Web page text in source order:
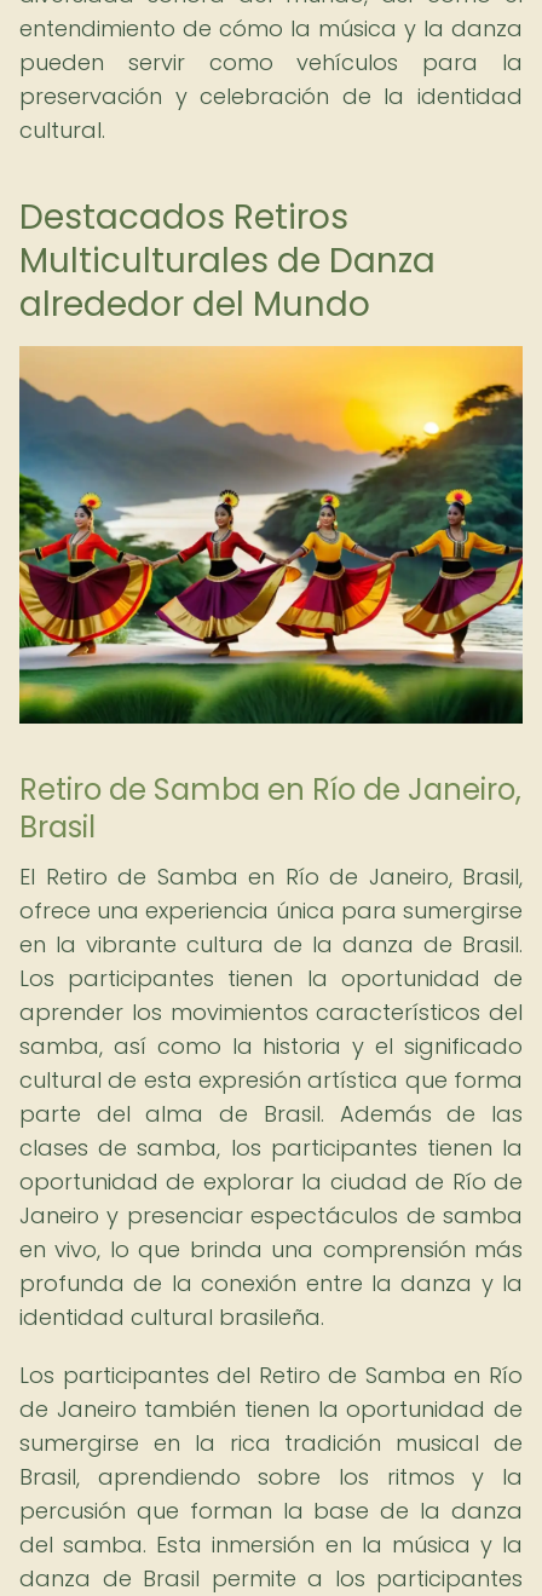
entendimiento de cómo la música y la danza
pueden servir como vehículos para la
preservación y celebración de la identidad
cultural.
Destacados Retiros
Multiculturales de Danza
alrededor del Mundo
Retiro de Samba en Río de Janeiro,
Brasil
El Retiro de Samba en Río de Janeiro, Brasil,
ofrece una experiencia única para sumergirse
en la vibrante cultura de la danza de Brasil.
Los participantes tienen la oportunidad de
aprender los movimientos característicos del
samba, así como la historia y el significado
cultural de esta expresión artística que forma
parte del alma de Brasil. Además de las
clases de samba, los participantes tienen la
oportunidad de explorar la ciudad de Río de
Janeiro y presenciar espectáculos de samba
en vivo, lo que brinda una comprensión más
profunda de la conexión entre la danza y la
identidad cultural brasileña.
Los participantes del Retiro de Samba en Río
de Janeiro también tienen la oportunidad de
sumergirse en la rica tradición musical de
Brasil, aprendiendo sobre los ritmos y la
percusión que forman la base de la danza
del samba. Esta inmersión en la música y la
danza de Brasil permite a los participantes